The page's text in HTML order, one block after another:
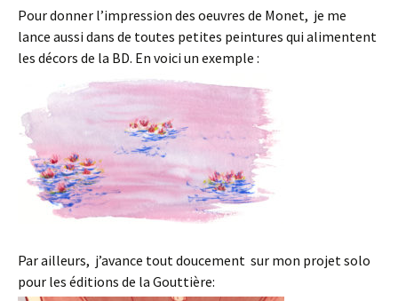
Pour donner l’impression des oeuvres de Monet, je me
lance aussi dans de toutes petites peintures qui alimentent
les décors de la BD. En voici un exemple :
Par ailleurs, j’avance tout doucement sur mon projet solo
pour les éditions de la Gouttière: